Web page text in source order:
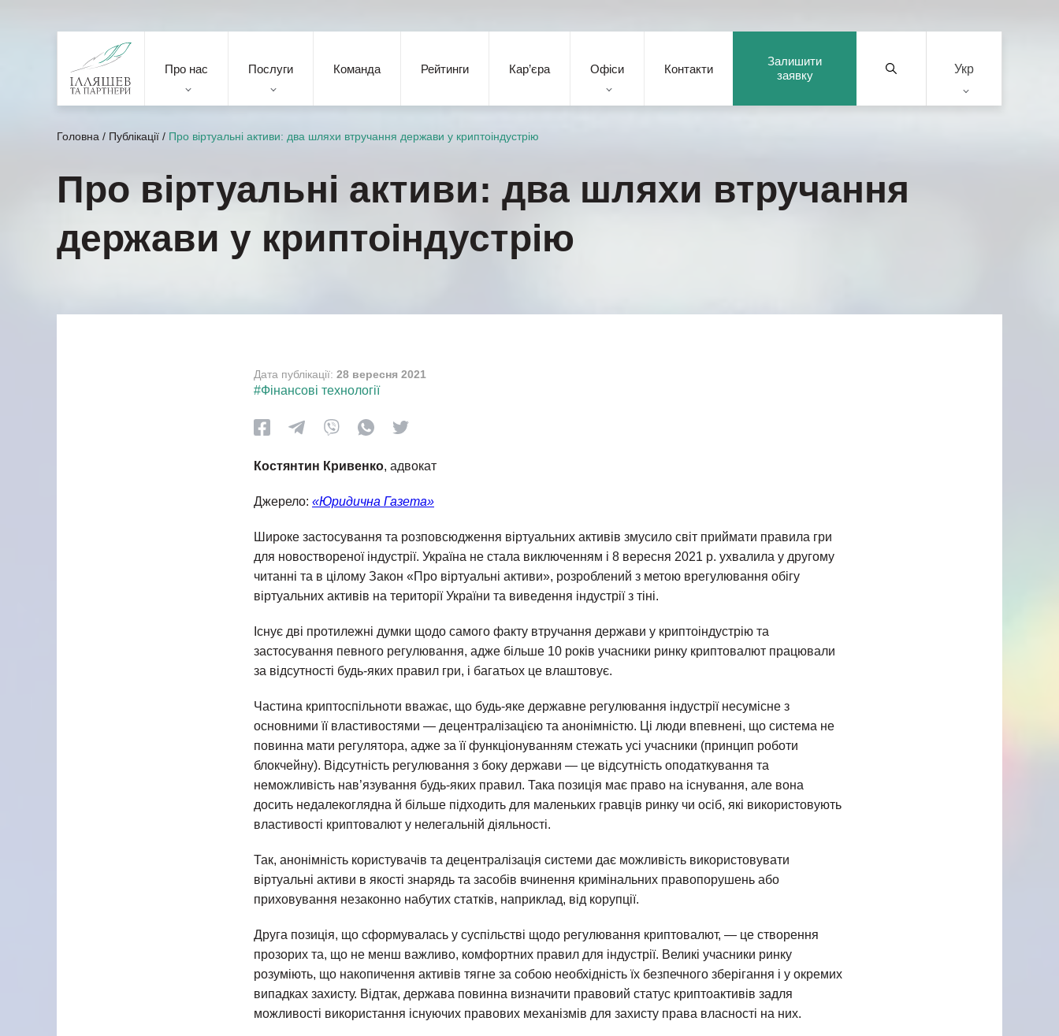
Залишити
заявку
Укр
Про нас Послуги Команда Рейтинги Кар’єра Офіси Контакти
Головна / Публікації / Про віртуальні активи: два шляхи втручання держави у криптоіндустрію
Про віртуальні активи: два шляхи втручання
держави у криптоіндустрію
Дата публікації: 28 вересня 2021
#Фінансові технології
Костянтин Кривенко, адвокат
Джерело: «Юридична Газета»
Широке застосування та розповсюдження віртуальних активів змусило світ приймати правила гри
для новоствореної індустрії. Україна не стала виключенням і 8 вересня 2021 р. ухвалила у другому
читанні та в цілому Закон «Про віртуальні активи», розроблений з метою врегулювання обігу
віртуальних активів на території України та виведення індустрії з тіні.
Існує дві протилежні думки щодо самого факту втручання держави у криптоіндустрію та
застосування певного регулювання, адже більше 10 років учасники ринку криптовалют працювали
за відсутності будь-яких правил гри, і багатьох це влаштовує.
Частина криптоспільноти вважає, що будь-яке державне регулювання індустрії несумісне з
основними її властивостями — децентралізацією та анонімністю. Ці люди впевнені, що система не
повинна мати регулятора, адже за її функціонуванням стежать усі учасники (принцип роботи
блокчейну). Відсутність регулювання з боку держави — це відсутність оподаткування та
неможливість нав’язування будь-яких правил. Така позиція має право на існування, але вона
досить недалекоглядна й більше підходить для маленьких гравців ринку чи осіб, які використовують
властивості криптовалют у нелегальній діяльності.
Так, анонімність користувачів та децентралізація системи дає можливість використовувати
віртуальні активи в якості знарядь та засобів вчинення кримінальних правопорушень або
приховування незаконно набутих статків, наприклад, від корупції.
Друга позиція, що сформувалась у суспільстві щодо регулювання криптовалют, — це створення
прозорих та, що не менш важливо, комфортних правил для індустрії. Великі учасники ринку
розуміють, що накопичення активів тягне за собою необхідність їх безпечного зберігання і у окремих
випадках захисту. Відтак, держава повинна визначити правовий статус криптоактивів задля
можливості використання існуючих правових механізмів для захисту права власності на них.